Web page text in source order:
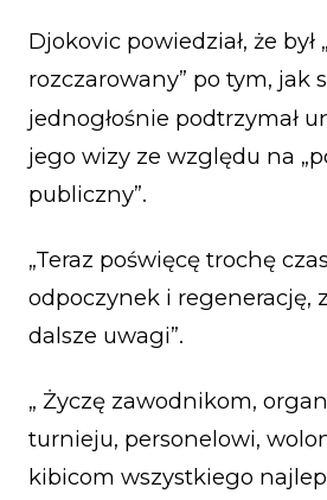
Djokovic powiedział, że był
rozczarowany” po tym, jak
jednogłośnie podtrzymał
jego wizy ze względu na
publiczny”.
„Teraz poświęcę trochę
odpoczynek i regenerację,
dalsze uwagi”.
„ Życzę zawodnikom,
turnieju, personelowi,
kibicom wszystkiego